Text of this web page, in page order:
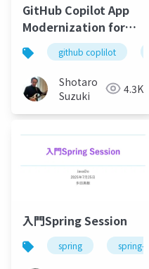
GitHub Copilot App
Modernization for
Java & .NET
github coplilot
Shotaro
Suzuki
4.3K
入門Spring Session
spring spring-